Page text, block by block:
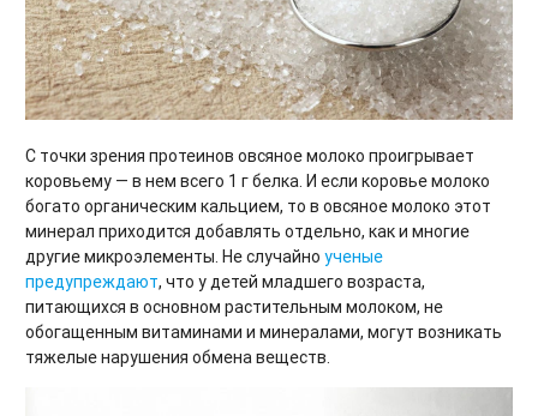
С точки зрения протеинов овсяное молоко проигрывает
коровьему — в нем всего 1 г белка. И если коровье молоко
богато органическим кальцием, то в овсяное молоко этот
минерал приходится добавлять отдельно, как и многие
другие микроэлементы. Не случайно ученые
предупреждают, что у детей младшего возраста,
питающихся в основном растительным молоком, не
обогащенным витаминами и минералами, могут возникать
тяжелые нарушения обмена веществ.